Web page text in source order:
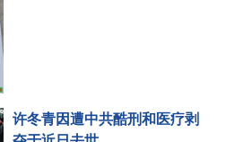
许冬青因遭中共酷刑和医疗剥